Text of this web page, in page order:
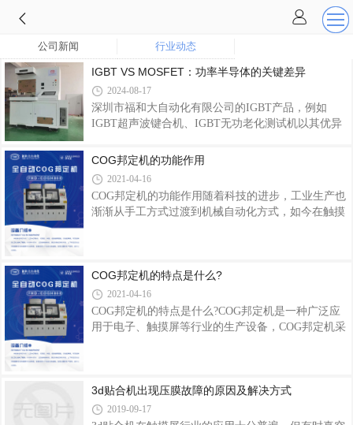
公司新闻 行业动态
IGBT VS MOSFET：功率半导体的关键差异
2024-08-17
深圳市福和大自动化有限公司的IGBT产品，例如
IGBT超声波键合机、IGBT无功老化测试机以其优异
COG邦定机的功能作用
2021-04-16
COG邦定机的功能作用随着科技的进步，工业生产也
渐渐从手工方式过渡到机械自动化方式，如今在触摸
全自动COG邦定机1、设备可根据产品需求设定各项
参数，并按各项指标自动执行生产。2、根据产品需
求的不同温度、时间、压力等数据进行设置，为生产
提供数据。3、通过软件分解并执行设备各项机械动
COG邦定机的特点是什么?
2021-04-16
COG邦定机的特点是什么?COG邦定机是一种广泛应
用于电子、触摸屏等行业的生产设备，COG邦定机采
么?COG邦定机的特点：1、CCD视觉系统，提供精确
对位;2、多段升温控制，温度控制精确;3、实时温度
曲线显示，操作简单;4、具备单工作平台，旋转工作
3d贴合机出现压膜故障的原因及解决方式
2019-09-17